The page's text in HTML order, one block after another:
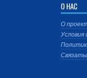
О НАС
О
Условия